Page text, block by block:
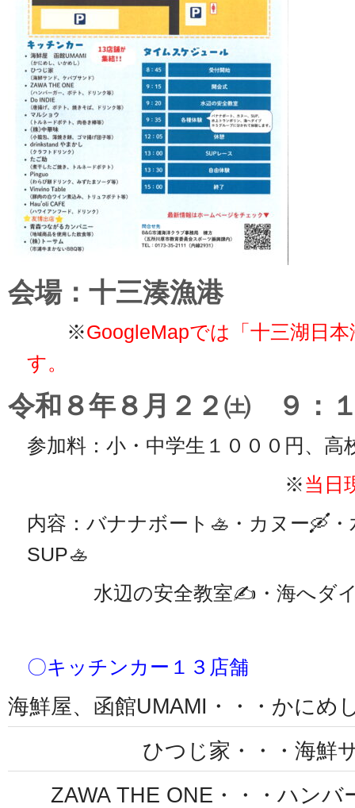
会場：十三湊漁港
※GoogleMapでは「十三湖日
す。
令和８年８月２２㈯ ９：
参加料：小・中学生１０００円、高
※当日
内容：バナナボート🚣・カヌー🛶
SUP🚣
水辺の安全教室✍・海へダイ
〇キッチンカー１３店舗
海鮮屋、函館UMAMI・・・かにめ
ひつじ家・・・海鮮サン
ZAWA THE ONE・・・ハンバ